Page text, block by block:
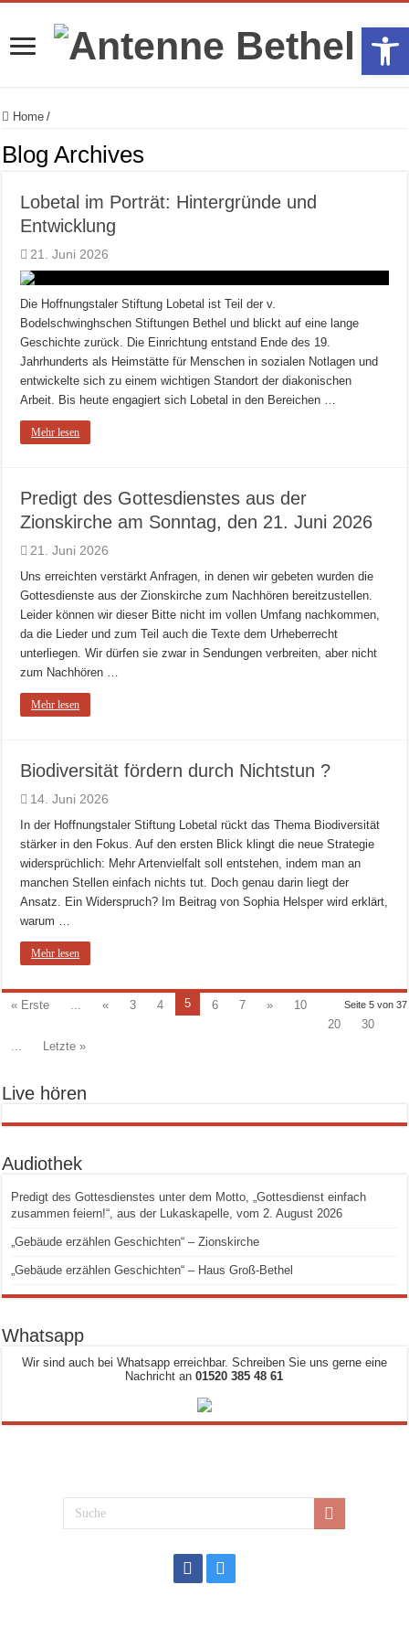
Home /
Blog Archives
Lobetal im Porträt: Hintergründe und
Entwicklung
21. Juni 2026
Die Hoffnungstaler Stiftung Lobetal ist Teil der v.
Bodelschwinghschen Stiftungen Bethel und blickt auf eine lange
Geschichte zurück. Die Einrichtung entstand Ende des 19.
Jahrhunderts als Heimstätte für Menschen in sozialen Notlagen und
entwickelte sich zu einem wichtigen Standort der diakonischen
Arbeit. Bis heute engagiert sich Lobetal in den Bereichen …
Mehr lesen
Predigt des Gottesdienstes aus der
Zionskirche am Sonntag, den 21. Juni 2026
21. Juni 2026
Uns erreichten verstärkt Anfragen, in denen wir gebeten wurden die
Gottesdienste aus der Zionskirche zum Nachhören bereitzustellen.
Leider können wir dieser Bitte nicht im vollen Umfang nachkommen,
da die Lieder und zum Teil auch die Texte dem Urheberrecht
unterliegen. Wir dürfen sie zwar in Sendungen verbreiten, aber nicht
zum Nachhören …
Mehr lesen
Biodiversität fördern durch Nichtstun ?
14. Juni 2026
In der Hoffnungstaler Stiftung Lobetal rückt das Thema Biodiversität
stärker in den Fokus. Auf den ersten Blick klingt die neue Strategie
widersprüchlich: Mehr Artenvielfalt soll entstehen, indem man an
manchen Stellen einfach nichts tut. Doch genau darin liegt der
Ansatz. Ein Widerspruch? Im Beitrag von Sophia Helsper wird erklärt,
warum …
Mehr lesen
Seite 5 von 37
« Erste ... « 3 4 5 6 7 »
10
20
30
...
Letzte »
Live hören
Audiothek
Predigt des Gottesdienstes unter dem Motto, „Gottesdienst einfach
zusammen feiern!“, aus der Lukaskapelle, vom 2. August 2026
„Gebäude erzählen Geschichten“ – Zionskirche
„Gebäude erzählen Geschichten“ – Haus Groß-Bethel
Whatsapp
Wir sind auch bei Whatsapp erreichbar. Schreiben Sie uns gerne eine
Nachricht an01520 385 48 61